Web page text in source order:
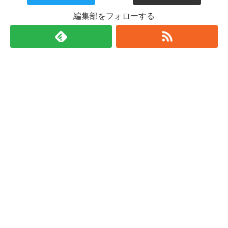
編集部をフォローする